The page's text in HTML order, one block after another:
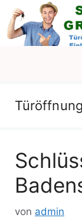
Zum
Inhalt
springen
Türöffnung
von admin